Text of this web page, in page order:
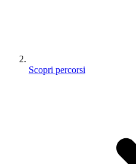
Scopri percorsi